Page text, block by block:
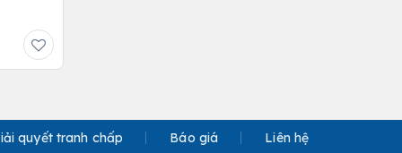
quyết tranh chấp Báo giá Liên hệ